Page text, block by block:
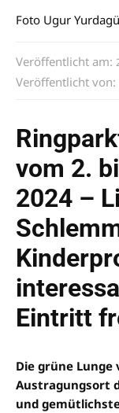
Foto Ugur
Veröffentlicht am:
Veröffentlicht von:
vom 2.
2024 –
Eintritt
Die grüne
Austragungsort
und